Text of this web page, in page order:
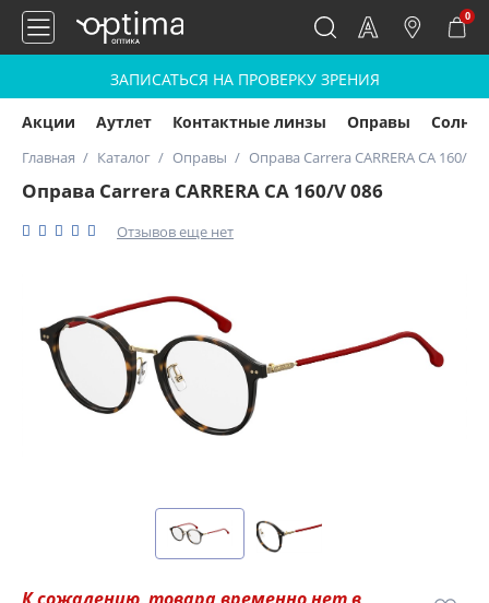
0
ЗАПИСАТЬСЯ НА ПРОВЕРКУ ЗРЕНИЯ
Акции Аутлет Контактные линзы Оправы
Главная Каталог Оправы Оправа Carrera CARRERA CA 160/V
Оправа Carrera CARRERA CA 160/V 086
Отзывов еще нет
К сожалению, товара временно нет в